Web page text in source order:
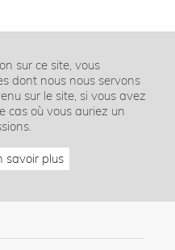
sur ce site, vous
dont nous nous servons
sur le site, si vous avez
cas où vous auriez un
savoir plus